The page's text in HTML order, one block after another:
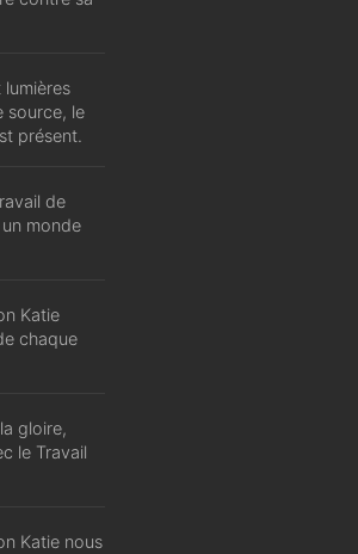
lumières
source, le
présent.
de
monde
Katie
chaque
gloire,
le Travail
Katie nous